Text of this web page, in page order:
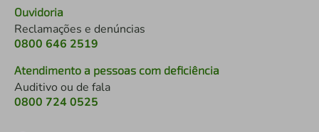
Ouvidoria
Reclamações e denúncias
0800 646 2519
Atendimento a pessoas com deficiência
Auditivo ou de fala
0800 724 0525